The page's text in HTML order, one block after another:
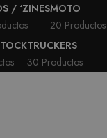
/ ‘ZINESMOTO
20 Productos
TRUCKERS
30 Productos